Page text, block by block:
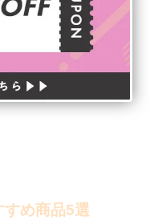
たい
い
すめ商品5選